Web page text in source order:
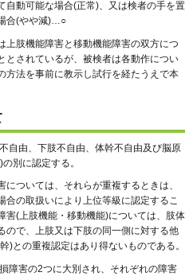
自動可能な場合(正常)、又は検者の手を置
合(やや減)…○
肢機能障害と移動機能障害の双方につ
とされているが、被検者は各動作につい
方法を事前に教示し試行を経たうえで本
由、下肢不自由、体幹不自由及び脳原
別に認定する。
ついては、それらが重複するときは、
合の取扱いにより上位等級に認定するこ
害(上肢機能・移動機能)については、肢体
ので、上肢又は下肢の同一側に対する他
)との重複認定はあり得ないものである。
害の2つに大別され、それぞれの障害